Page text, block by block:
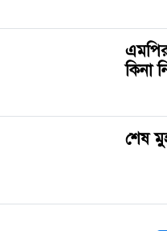
কিনা
শেষ